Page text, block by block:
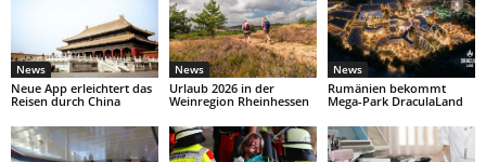
News
Neue App erleichtert das
Reisen durch China
News
Urlaub 2026 in der
Weinregion Rheinhessen
News
Rumänien bekommt
Mega-Park DraculaLand